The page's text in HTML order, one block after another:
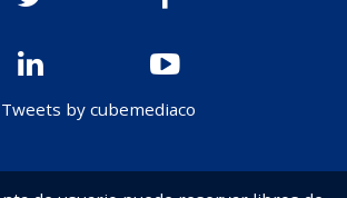
Tweets by cubemediaco